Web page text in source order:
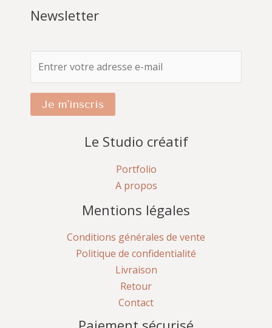
Newsletter
Je m'inscris
Le Studio créatif
Portfolio
A propos
Mentions légales
Conditions générales de vente
Politique de confidentialité
Livraison
Retour
Contact